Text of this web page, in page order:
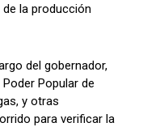
la producción
del gobernador,
Popular de
y otras
para verificar la